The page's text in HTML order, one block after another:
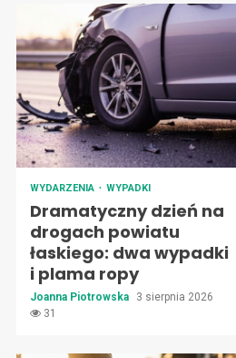
WYDARZENIA WYPADKI
Dramatyczny dzień na
drogach powiatu
łaskiego: dwa wypadki
i plama ropy
Joanna Piotrowska
3 sierpnia 2026
31